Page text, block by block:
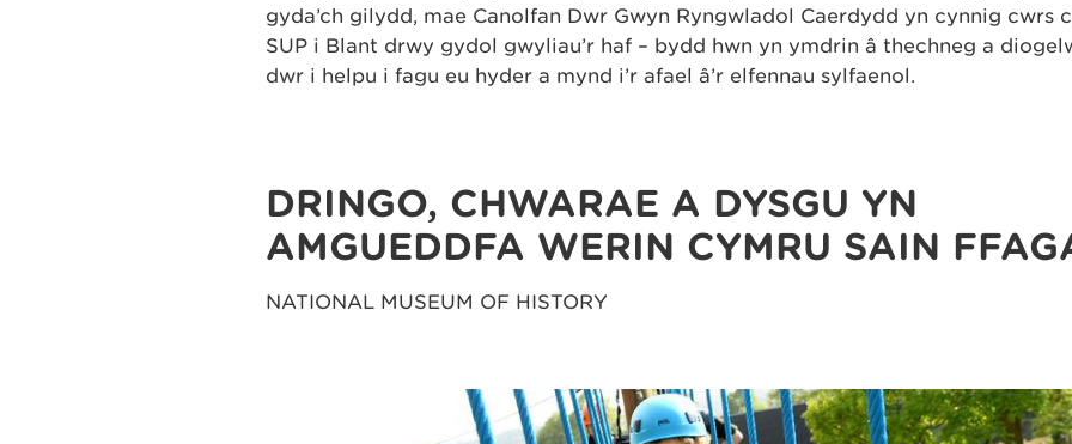
gyda’ch gilydd, mae Canolfan Dŵr Gwyn Ryngwladol Caerdydd yn cynnig cwrs
SUP i Blant drwy gydol gwyliau’r haf – bydd hwn yn ymdrin â thechneg a
dŵr i helpu i fagu eu hyder a mynd i’r afael â’r elfennau sylfaenol.
DRINGO, CHWARAE A DYSGU YN
AMGUEDDFA WERIN CYMRU SAIN
NATIONAL MUSEUM OF HISTORY